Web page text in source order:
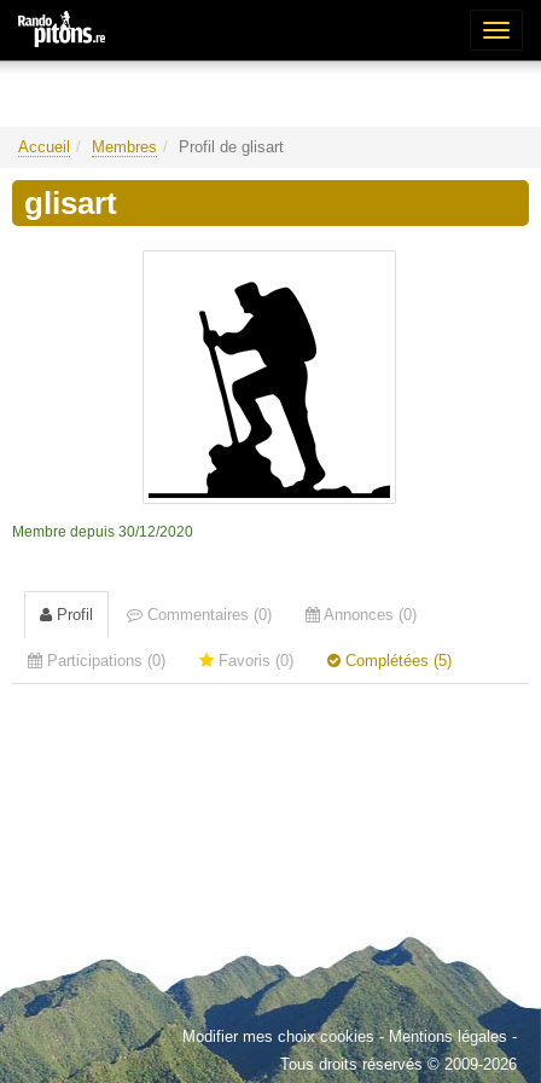
Accueil Membres Profil de glisart
glisart
Membre depuis 30/12/2020
Profil Commentaires (0) Annonces (0)
Participations (0) Favoris (0) Complétées (5)
Modifier mes choix cookies-Mentions légales -
Tous droits réservés © 2009-2026